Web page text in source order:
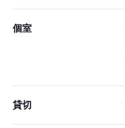
個室
貸切